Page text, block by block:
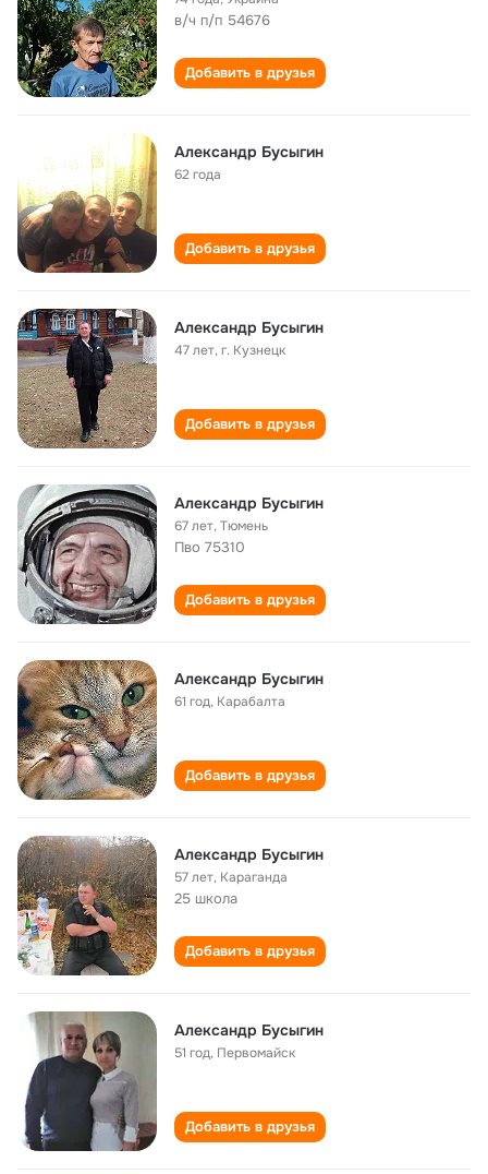
в/ч п/п 54676
Добавить в друзья
Александр Бусыгин
62 года
Добавить в друзья
Александр Бусыгин
47 лет,г. Кузнецк
Добавить в друзья
Александр Бусыгин
67 лет,Тюмень
Пво 75310
Добавить в друзья
Александр Бусыгин
61 год, Карабалта
Добавить в друзья
Александр Бусыгин
57 лет, Караганда
25 школа
Добавить в друзья
Александр Бусыгин
51 год, Первомайск
Добавить в друзья